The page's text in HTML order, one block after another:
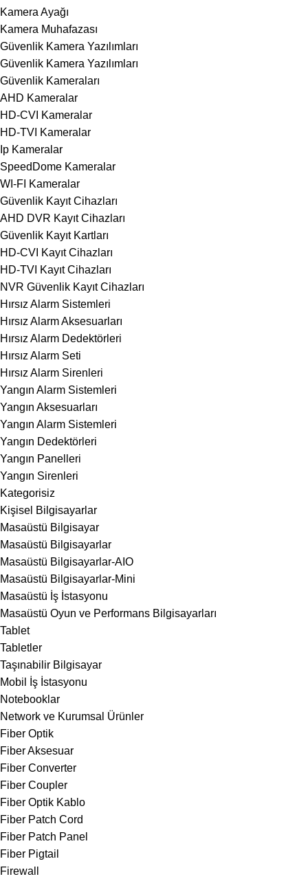
Kamera Ayağı
Kamera Muhafazası
Güvenlik Kamera Yazılımları
Güvenlik Kamera Yazılımları
Güvenlik Kameraları
AHD Kameralar
HD-CVI Kameralar
HD-TVI Kameralar
Ip Kameralar
SpeedDome Kameralar
WI-FI Kameralar
Güvenlik Kayıt Cihazları
AHD DVR Kayıt Cihazları
Güvenlik Kayıt Kartları
HD-CVI Kayıt Cihazları
HD-TVI Kayıt Cihazları
NVR Güvenlik Kayıt Cihazları
Hırsız Alarm Sistemleri
Hırsız Alarm Aksesuarları
Hırsız Alarm Dedektörleri
Hırsız Alarm Seti
Hırsız Alarm Sirenleri
Yangın Alarm Sistemleri
Yangın Aksesuarları
Yangın Alarm Sistemleri
Yangın Dedektörleri
Yangın Panelleri
Yangın Sirenleri
Kategorisiz
Kişisel Bilgisayarlar
Masaüstü Bilgisayar
Masaüstü Bilgisayarlar
Masaüstü Bilgisayarlar-AIO
Masaüstü Bilgisayarlar-Mini
Masaüstü İş İstasyonu
Masaüstü Oyun ve Performans Bilgisayarları
Tablet
Tabletler
Taşınabilir Bilgisayar
Mobil İş İstasyonu
Notebooklar
Network ve Kurumsal Ürünler
Fiber Optik
Fiber Aksesuar
Fiber Converter
Fiber Coupler
Fiber Optik Kablo
Fiber Patch Cord
Fiber Patch Panel
Fiber Pigtail
Firewall